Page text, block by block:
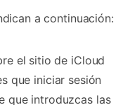
a continuación:
el sitio de iCloud
que iniciar sesión
que introduzcas las